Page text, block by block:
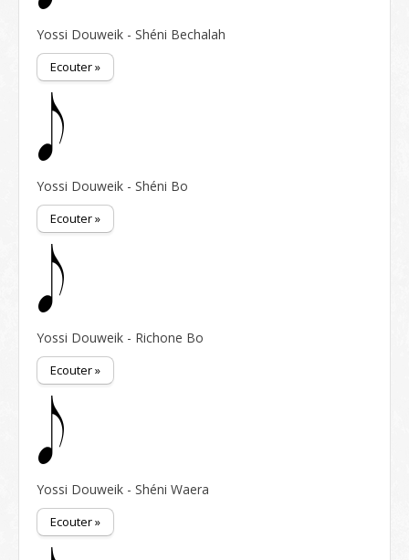
Yossi Douweik - Shéni Bechalah
Ecouter »
Yossi Douweik - Shéni Bo
Ecouter »
Yossi Douweik - Richone Bo
Ecouter »
Yossi Douweik - Shéni Waera
Ecouter »